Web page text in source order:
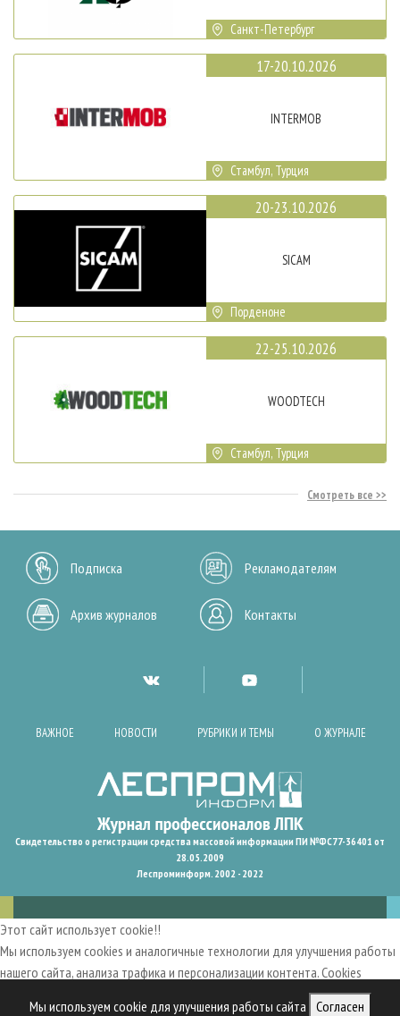
Мы используем cookie для улучшения работы сайта Согласен
Санкт-Петербург
17-20.10.2026
INTERMOB
Стамбул, Турция
20-23.10.2026
SICAM
Порденоне
22-25.10.2026
WOODTECH
Стамбул, Турция
Смотреть все
Подписка Рекламодателям
Архив журналов Контакты
ВАЖНОЕ НОВОСТИ РУБРИКИ И ТЕМЫ О ЖУРНАЛЕ
Свидетельство о регистрации средства массовой информации ПИ №ФС77-36401 от
28.05.2009
Леспроминформ. 2002 - 2022
Этот сайт использует cookie!!
Мы используем cookies и аналогичные технологии для улучшения работы
нашего сайта, анализа трафика и персонализации контента. Cookies